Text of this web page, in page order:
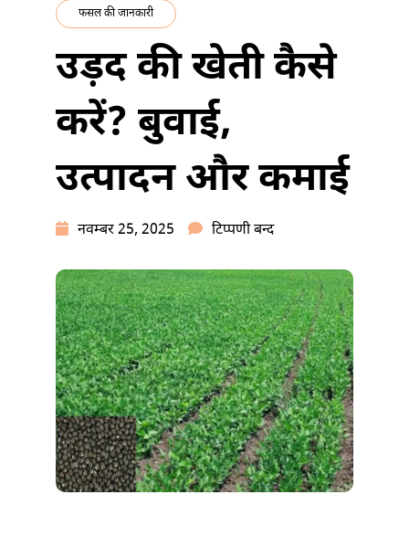
फसल की जानकारी
उड़द की खेती कैसे
करें? बुवाई,
उत्पादन और कमाई
नवम्बर 25, 2025 टिप्पणी बन्दउड़द
खेती
कैसे
करें?
बुवाई,
उत्पादन
और
कमाई
में